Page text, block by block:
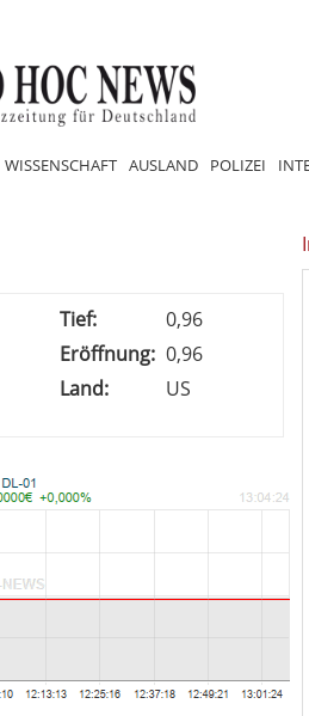
WISSENSCHAFT AUSLAND POLIZEI
Tief:
0,96
Eröffnung: 0,96
Land: US